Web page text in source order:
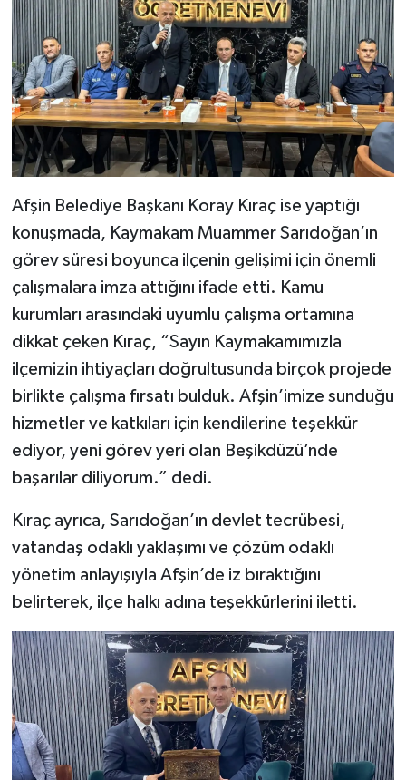
Afşin Belediye Başkanı Koray Kıraç ise yaptığı
konuşmada, Kaymakam Muammer Sarıdoğan’ın
görev süresi boyunca ilçenin gelişimi için önemli
çalışmalara imza attığını ifade etti. Kamu
kurumları arasındaki uyumlu çalışma ortamına
dikkat çeken Kıraç, “Sayın Kaymakamımızla
ilçemizin ihtiyaçları doğrultusunda birçok projede
birlikte çalışma fırsatı bulduk. Afşin’imize sunduğu
hizmetler ve katkıları için kendilerine teşekkür
ediyor, yeni görev yeri olan Beşikdüzü’nde
başarılar diliyorum.” dedi.
Kıraç ayrıca, Sarıdoğan’ın devlet tecrübesi,
vatandaş odaklı yaklaşımı ve çözüm odaklı
yönetim anlayışıyla Afşin’de iz bıraktığını
belirterek, ilçe halkı adına teşekkürlerini iletti.